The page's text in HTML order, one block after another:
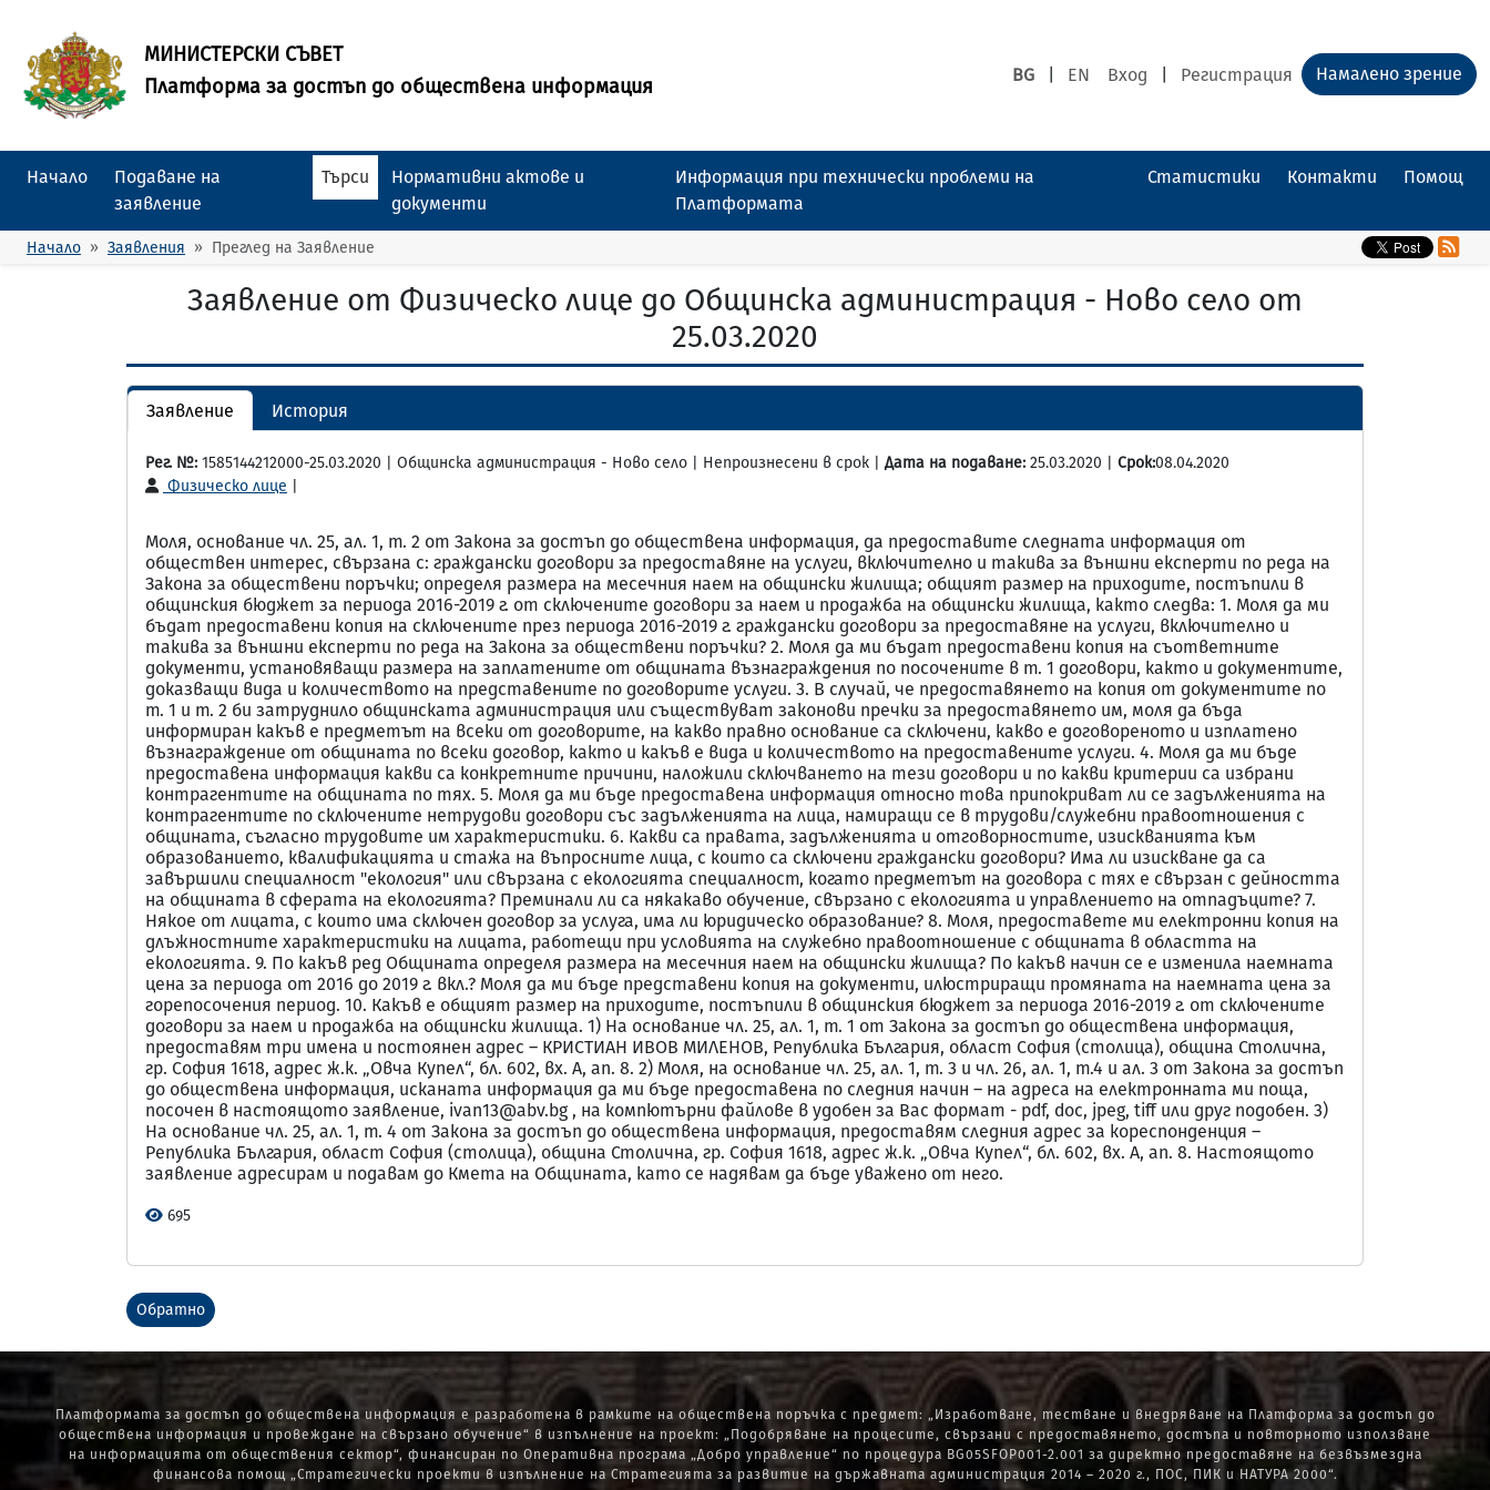
МИНИСТЕРСКИ СЪВЕТ
Платформа за достъп до обществена информация
BG EN Вход Регистрация Намалено зрение
Начало
Подаване на
заявление
Търси
Нормативни актове и
документи
Информация при технически проблеми на
Платформата
Статистики Контакти Помощ
Начало Заявления Преглед на Заявление
Заявление от Физическо лице до Общинска администрация - Ново село от
25.03.2020
Заявление История
Рег. №: 1585144212000-25.03.2020 | Общинска администрация - Ново село | Непроизнесени в срок | Дата на подаване: 25.03.2020 | Срок:08.04.2020
Физическо лице
Моля, основание чл. 25, ал. 1, т. 2 от Закона за достъп до обществена информация, да предоставите следната информация от
обществен интерес, свързана с: граждански договори за предоставяне на услуги, включително и такива за външни експерти по реда на
Закона за обществени поръчки; определя размера на месечния наем на общински жилища; общият размер на приходите, постъпили в
общинския бюджет за периода 2016-2019 г. от сключените договори за наем и продажба на общински жилища, както следва: 1. Моля да ми
бъдат предоставени копия на сключените през периода 2016-2019 г. граждански договори за предоставяне на услуги, включително и
такива за външни експерти по реда на Закона за обществени поръчки? 2. Моля да ми бъдат предоставени копия на съответните
документи, установяващи размера на заплатените от общината възнаграждения по посочените в т. 1 договори, както и документите,
доказващи вида и количеството на представените по договорите услуги. 3. В случай, че предоставянето на копия от документите по
т. 1 и т. 2 би затруднило общинската администрация или съществуват законови пречки за предоставянето им, моля да бъда
информиран какъв е предметът на всеки от договорите, на какво правно основание са сключени, какво е договореното и изплатено
възнаграждение от общината по всеки договор, както и какъв е вида и количеството на предоставените услуги. 4. Моля да ми бъде
предоставена информация какви са конкретните причини, наложили сключването на тези договори и по какви критерии са избрани
контрагентите на общината по тях. 5. Моля да ми бъде предоставена информация относно това припокриват ли се задълженията на
контрагентите по сключените нетрудови договори със задълженията на лица, намиращи се в трудови/служебни правоотношения с
общината, съгласно трудовите им характеристики. 6. Какви са правата, задълженията и отговорностите, изискванията към
образованието, квалификацията и стажа на въпросните лица, с които са сключени граждански договори? Има ли изискване да са
завършили спeциалност "екология" или свързана с екологията специалност, когато предметът на договора с тях е свързан с дейността
на общината в сферата на екологията? Преминали ли са някакаво обучение, свързано с екологията и управлението на отпадъците? 7.
Някое от лицата, с които има сключен договор за услуга, има ли юридическо образование? 8. Моля, предоставете ми електронни копия на
длъжностните характеристики на лицата, работещи при условията на служебно правоотношение с общината в областта на
екологията. 9. По какъв ред Общината определя размера на месечния наем на общински жилища? По какъв начин се е изменила наемната
цена за периода от 2016 до 2019 г. вкл.? Моля да ми бъде представени копия на документи, илюстриращи промяната на наемната цена за
горепосочения период. 10. Какъв е общият размер на приходите, постъпили в общинския бюджет за периода 2016-2019 г. от сключените
договори за наем и продажба на общински жилища. 1) На основание чл. 25, ал. 1, т. 1 от Закона за достъп до обществена информация,
предоставям три имена и постоянен адрес – КРИСТИАН ИВОВ МИЛЕНОВ, Република България, област София (столица), община Столична,
гр. София 1618, адрес ж.к. „Овча Купел“, бл. 602, вх. А, ап. 8. 2) Моля, на основание чл. 25, ал. 1, т. 3 и чл. 26, ал. 1, т.4 и ал. 3 от Закона за достъп
до обществена информация, исканата информация да ми бъде предоставена по следния начин – на адреса на електронната ми поща,
посочен в настоящото заявление, ivan13@abv.bg , на компютърни файлове в удобен за Вас формат - pdf, doc, jpeg, tiff или друг подобен. 3)
На основание чл. 25, ал. 1, т. 4 от Закона за достъп до обществена информация, предоставям следния адрес за кореспонденция –
Република България, област София (столица), община Столична, гр. София 1618, адрес ж.к. „Овча Купел“, бл. 602, вх. А, ап. 8. Настоящото
заявление адресирам и подавам до Кмета на Общината, като се надявам да бъде уважено от него.
695
Обратно
Платформата за достъп до обществена информация е разработена в рамките на обществена поръчка с предмет: „Изработване, тестване и внедряване на Платформа за достъп до
обществена информация и провеждане на свързано обучение“ в изпълнение на проект: „Подобряване на процесите, свързани с предоставянето, достъпа и повторното използване
на информацията от обществения сектор“, финансиран по Оперативна програма „Добро управление“ по процедура BG05SFOP001-2.001 за директно предоставяне на безвъзмездна
финансова помощ „Стратегически проекти в изпълнение на Стратегията за развитие на държавната администрация 2014 – 2020 г., ПОС, ПИК и НАТУРА 2000“.